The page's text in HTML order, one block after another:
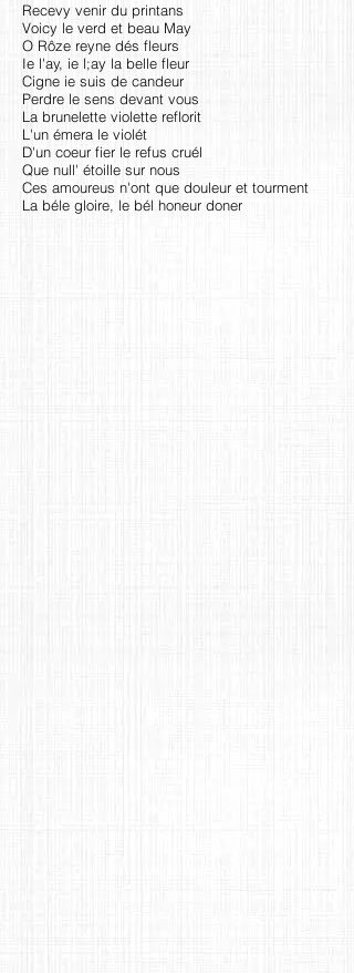
Recevy venir du printans
Voicy le verd et beau May
O Rôze reyne dés fleurs
Ie l'ay, ie l;ay la belle fleur
Cigne ie suis de candeur
Perdre le sens devant vous
La brunelette violette reflorit
L'un émera le violét
D'un coeur fier le refus cruél
Que null' étoille sur nous
Ces amoureus n'ont que douleur et tourment
La béle gloire, le bél honeur doner